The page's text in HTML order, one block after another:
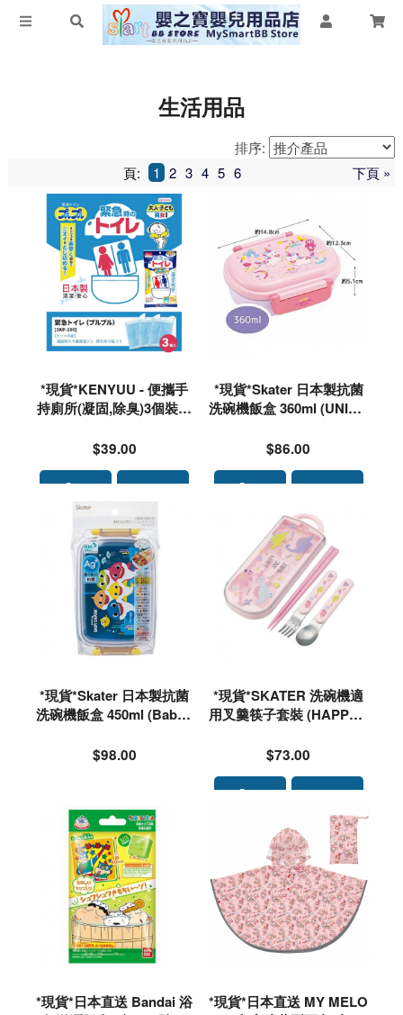
生活用品
排序:
下頁 »
頁: 1 2 3 4 5 6
*現貨*KENYUU - 便攜手
持廁所(凝固,除臭)3個裝#1
40 4637 查詢存貨量🙏🏻🥰
$39.00
*現貨*Skater 日本製抗菌
洗碗機飯盒 360ml (UNICR
$86.00
*現貨*Skater 日本製抗菌
洗碗機飯盒 450ml (BabyS
$98.00
*現貨*SKATER 洗碗機適
用叉羹筷子套裝 (HAPPY&
$73.00
*現貨*日本直送 Bandai 浴
*現貨*日本直送 MY MELO